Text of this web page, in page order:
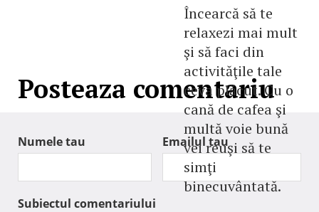
Încearcă să te
relaxezi mai mult
şi să faci din
activităţile tale
ceva plăcut. Cu o
cană de cafea şi
multă voie bună
vei reuşi să te
simţi
binecuvântată.
Posteaza comentariu
Numele tau Emailul tau
Subiectul comentariului